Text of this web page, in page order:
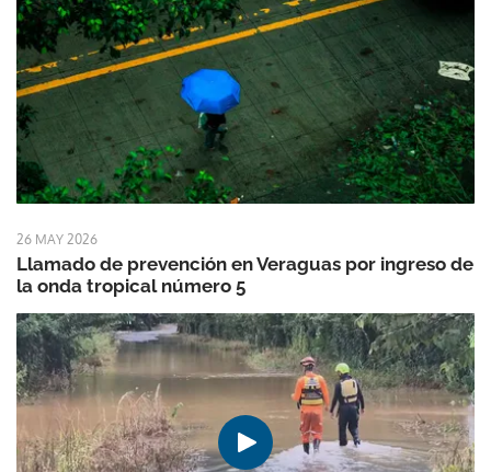
26 MAY 2026
Llamado de prevención en Veraguas por ingreso de
la onda tropical número 5